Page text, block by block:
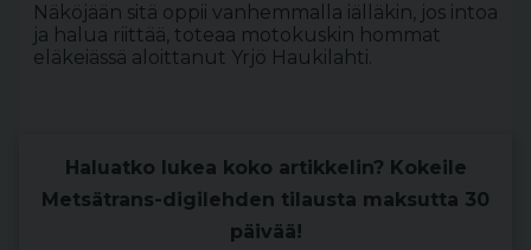
Näköjään sitä oppii vanhemmalla iälläkin, jos intoa
ja halua riittää, toteaa motokuskin hommat
eläkeiässä aloittanut Yrjö Haukilahti.
Haluatko lukea koko artikkelin? Kokeile
Metsätrans-digilehden tilausta maksutta 30
päivää!